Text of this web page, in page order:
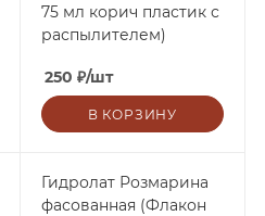
75 мл корич пластик с
распылителем)
250 ₽/шт
В КОРЗИНУ
Гидролат Розмарина
фасованная (Флакон